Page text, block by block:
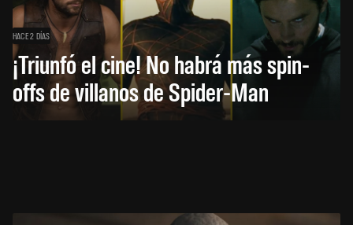
HACE 2 DÍAS
¡Triunfó el cine! No habrá más spin-
offs de villanos de Spider-Man